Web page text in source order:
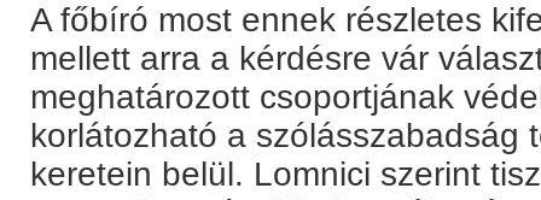
A főbíró most ennek részletes
mellett arra a kérdésre vár
meghatározott csoportjának
korlátozható a szólásszabadság
keretein belül. Lomnici szerint